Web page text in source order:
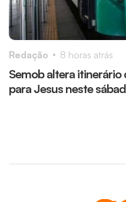
Semob altera itinerário
para Jesus neste
Redação 8 horas atrás